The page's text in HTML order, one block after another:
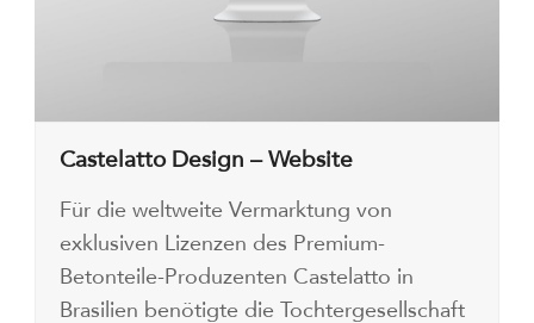
Castelatto Design – Website
Für die weltweite Vermarktung von
exklusiven Lizenzen des Premium-
Betonteile-Produzenten Castelatto in
Brasilien benötigte die Tochtergesellschaft